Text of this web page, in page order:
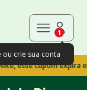
1
ou crie sua conta
cupom expira em